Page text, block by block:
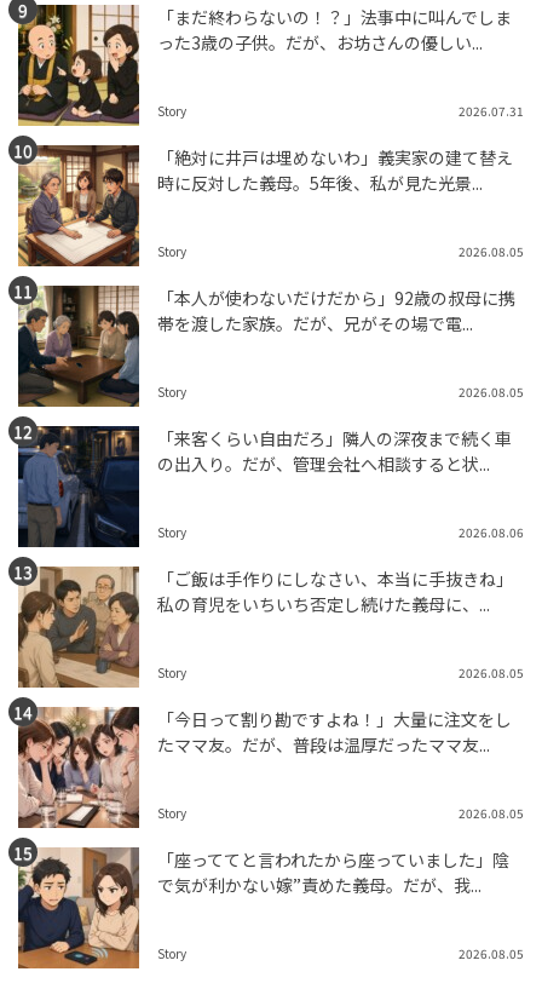
「まだ終わらないの！？」法事中に叫んでしま
った3歳の子供。だが、お坊さんの優しい...
Story 2026.07.31
「絶対に井戸は埋めないわ」義実家の建て替え
時に反対した義母。5年後、私が見た光景...
Story 2026.08.05
「本人が使わないだけだから」92歳の叔母に携
帯を渡した家族。だが、兄がその場で電...
Story 2026.08.05
「来客くらい自由だろ」隣人の深夜まで続く車
の出入り。だが、管理会社へ相談すると状...
Story 2026.08.06
「ご飯は手作りにしなさい、本当に手抜きね」
私の育児をいちいち否定し続けた義母に、...
Story 2026.08.05
「今日って割り勘ですよね！」大量に注文をし
たママ友。だが、普段は温厚だったママ友...
Story 2026.08.05
「座っててと言われたから座っていました」陰
で気が利かない嫁”責めた義母。だが、我...
Story 2026.08.05